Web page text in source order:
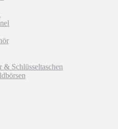
& Schlüsseltaschen